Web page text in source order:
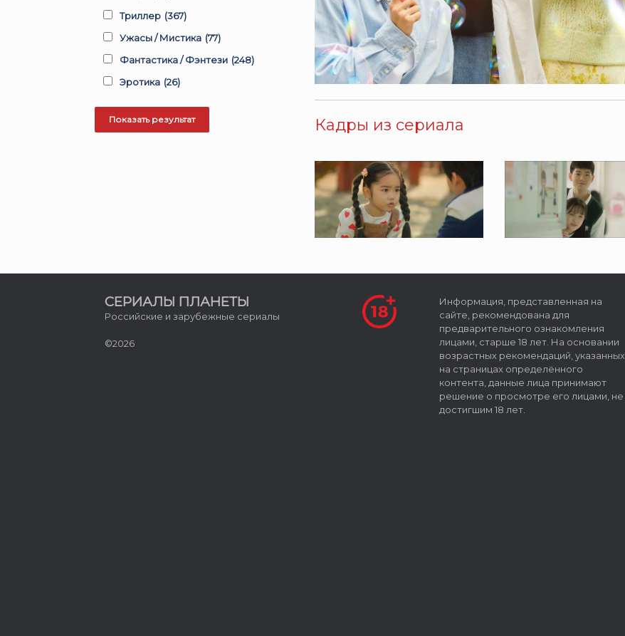
Кадры из сериала
Триллер (367)
Ужасы / Мистика (77)
Фантастика / Фэнтези (248)
Эротика (26)
СЕРИАЛЫ ПЛАНЕТЫ
Российские и зарубежные сериалы
©2026
Информация, представленная на
сайте, рекомендована для
предварительного ознакомления
лицами, старше 18 лет. На основании
возрастных рекомендаций, указанных
на страницах определённого
контента, данные лица принимают
решение о просмотре его лицами, не
достигшим 18 лет.